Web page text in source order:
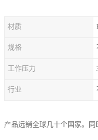
材质
规格
工作压力
行业
产品远销全球几十个国家。